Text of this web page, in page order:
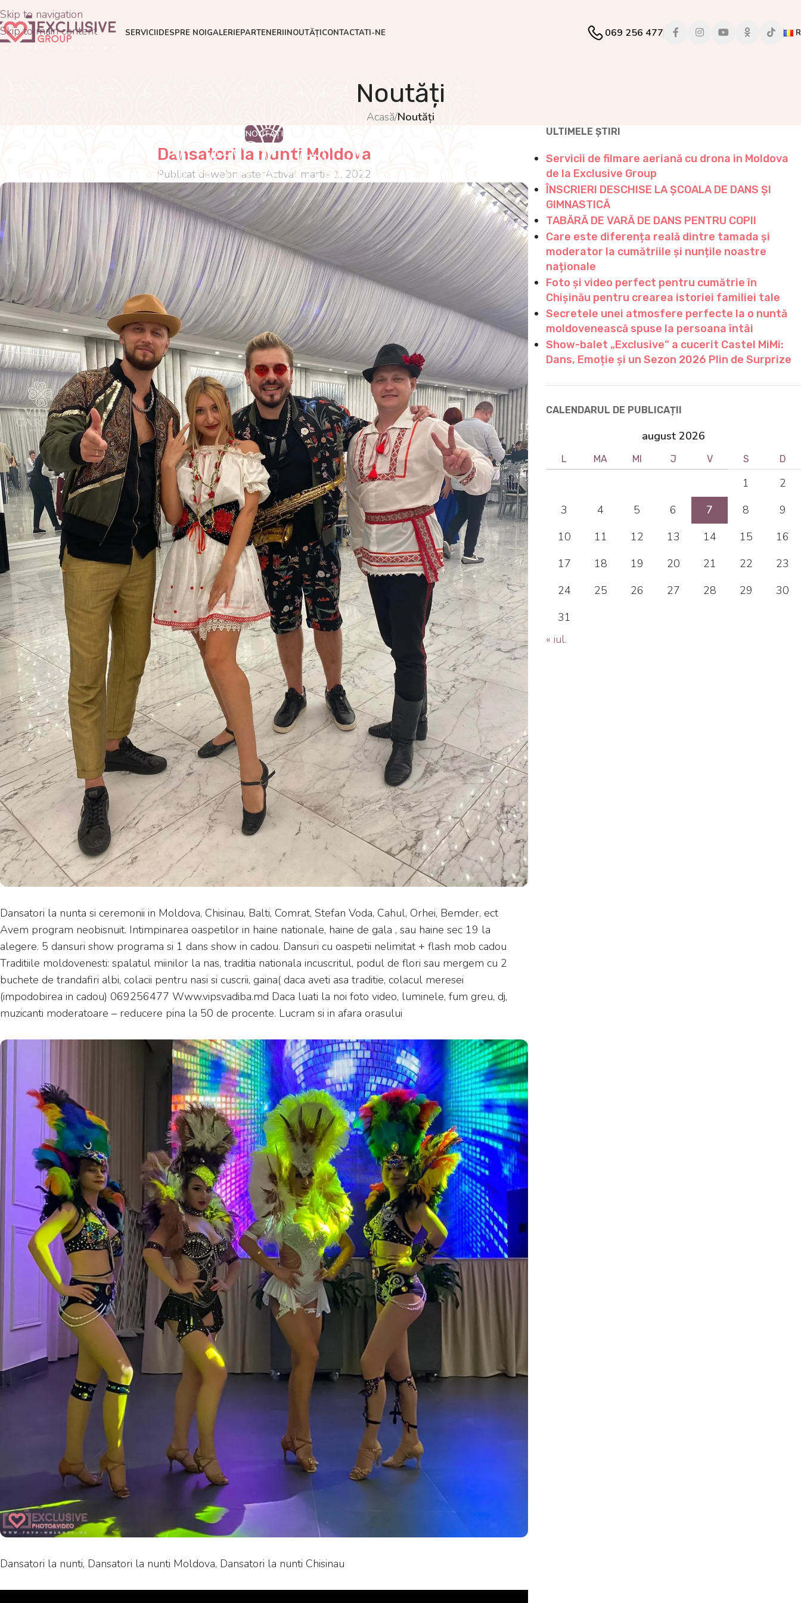
Skip to navigation
Skip to main content
SERVICIIDESPRE NOIGALERIEPARTENERIINOUTĂȚICONTACTATI-NE 069 256 477
Noutăți
Acasă/Noutăți
NOUTĂȚI
Dansatori la nunti Moldova
Publicat dewebmasterActivat martie 1, 2022
Dansatori la nunta si ceremonii in Moldova, Chisinau, Balti, Comrat, Stefan Voda, Cahul, Orhei, Bemder, ect
Avem program neobisnuit. Intimpinarea oaspetilor in haine nationale, haine de gala , sau haine sec 19 la
alegere. 5 dansuri show programa si 1 dans show in cadou. Dansuri cu oaspetii nelimitat + flash mob cadou
Traditiile moldovenesti: spalatul miinilor la nas, traditia nationala incuscritul, podul de flori sau mergem cu 2
buchete de trandafiri albi, colacii pentru nasi si cuscrii, gaina( daca aveti asa traditie, colacul meresei
(impodobirea in cadou) 069256477 Www.vipsvadiba.md Daca luati la noi foto video, luminele, fum greu, dj,
muzicanti moderatoare – reducere pina la 50 de procente. Lucram si in afara orasului
Dansatori la nunti, Dansatori la nunti Moldova, Dansatori la nunti Chisinau
ULTIMELE ȘTIRI
Servicii de filmare aeriană cu drona in Moldova
de la Exclusive Group
ÎNSCRIERI DESCHISE LA ȘCOALA DE DANS ȘI
GIMNASTICĂ
TABĂRĂ DE VARĂ DE DANS PENTRU COPII
Care este diferența reală dintre tamada și
moderator la cumătriile și nunțile noastre
naționale
Foto și video perfect pentru cumătrie în
Chișinău pentru crearea istoriei familiei tale
Secretele unei atmosfere perfecte la o nuntă
moldovenească spuse la persoana întâi
Show-balet „Exclusive” a cucerit Castel MiMi:
Dans, Emoție și un Sezon 2026 Plin de Surprize
CALENDARUL DE PUBLICAȚII
august 2026
L MA MI J V S D
1
2
3
4 5 6 7 8
9
10
11 12 13 14 15
16
17
18 19 20 21 22
23
24
25 26 27 28 29
30
31
« iul.